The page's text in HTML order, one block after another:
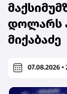
დოლარს
მიქაბაძე
07.08.2026 •